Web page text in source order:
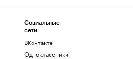
Социальные
сети
ВКонтакте
Одноклассники